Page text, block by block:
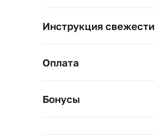
Инструкция свежести
Оплата
Бонусы